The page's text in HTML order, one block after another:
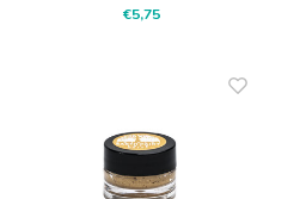
€5,75